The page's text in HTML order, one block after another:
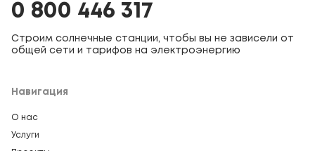
0 800 446 317
Строим солнечные станции, чтобы вы не зависели от
общей сети и тарифов на электроэнергию
Навигация
О нас
Услуги